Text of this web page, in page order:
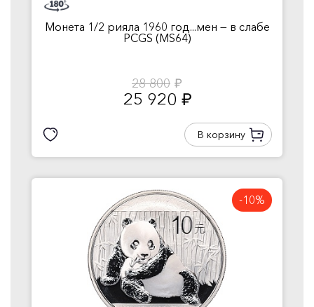
Монета 1/2 рияла 1960 год...мен — в слабе
PCGS (MS64)
28 800 руб.
25 920 руб.
В корзину
-10%